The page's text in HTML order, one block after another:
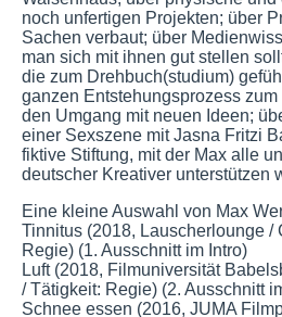
noch unfertigen Projekten; über
Sachen verbaut; über
man sich mit ihnen gut stellen
die zum Drehbuch(studium)
ganzen Entstehungsprozess
den Umgang mit neuen Ideen;
einer Sexszene mit Jasna Fritzi
fiktive Stiftung, mit der Max alle
deutscher Kreativer unterstützen
Eine kleine Auswahl von Max
Tinnitus (2018, Lauscherlounge /
Regie) (1. Ausschnitt im Intro)
Luft (2018, Filmuniversität
/ Tätigkeit: Regie) (2. Ausschnitt
Schnee essen (2016, JUMA